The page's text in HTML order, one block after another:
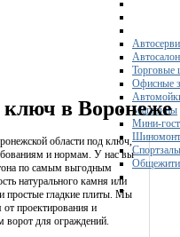
Торговые
Офисные
Магазины
Мини-
Спортзалы
в Воронеже
области под ключ,
и нормам. У нас вы
по самым выгодным
натурального камня или
простые гладкие плиты. Мы
проектирования и
ворот для ограждений.